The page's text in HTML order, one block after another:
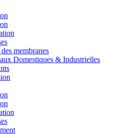
membranes
Domestiques & Industrielles